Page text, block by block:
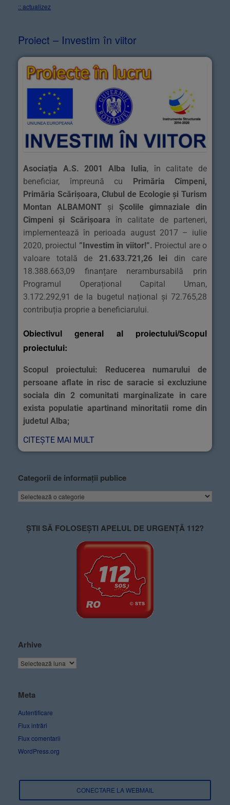
:: actualizez
Proiect – Investim în viitor
Asociația A.S. 2001 Alba Iulia, în calitate de
beneficiar, împreună cu Primăria Cîmpeni,
Primăria Scărișoara, Clubul de Ecologie și Turism
Montan ALBAMONT și Școlile gimnaziale din
Cîmpeni și Scărișoara în calitate de parteneri,
implementează în perioada august 2017 – iulie
2020, proiectul ”Investim în viitor!”. Proiectul are o
valoare totală de 21.633.721,26 lei din care
18.388.663,09 finanțare nerambursabilă prin
Programul Operațional Capital Uman,
3.172.292,91 de la bugetul național și 72.765,28
contribuția proprie a beneficiarului.
Obiectivul general al proiectului/Scopul
proiectului:
Scopul proiectului: Reducerea numarului de
persoane aflate in risc de saracie si excluziune
sociala din 2 comunitati marginalizate in care
exista populatie apartinand minoritatii rome din
judetul Alba;
CITEȘTE MAI MULT
Categorii de informații publice
ȘTII SĂ FOLOSEȘTI APELUL DE URGENȚĂ 112?
Arhive
Meta
Autentificare
Flux intrări
Flux comentarii
WordPress.org
CONECTARE LA WEBMAIL